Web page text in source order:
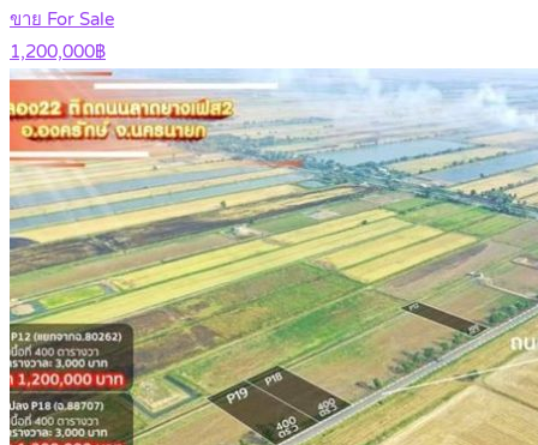
ขาย For Sale
1,200,000฿